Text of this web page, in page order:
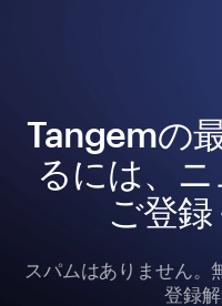
Tangemの
るには、
ご登録
スパムはありません。
登録解